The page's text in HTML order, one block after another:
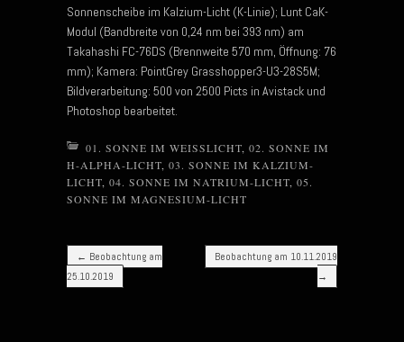
Sonnenscheibe im Kalzium-Licht (K-Linie); Lunt CaK-
Modul (Bandbreite von 0,24 nm bei 393 nm) am
Takahashi FC-76DS (Brennweite 570 mm, Öffnung: 76
mm); Kamera: PointGrey Grasshopper3-U3-28S5M;
Bildverarbeitung: 500 von 2500 Picts in Avistack und
Photoshop bearbeitet.
01. SONNE IM WEISSLICHT 02. SONNE IM
H-ALPHA-LICHT 03. SONNE IM KALZIUM-
LICHT 04. SONNE IM NATRIUM-LICHT 05.
SONNE IM MAGNESIUM-LICHT
Post navigation
← Beobachtung am
25.10.2019
Beobachtung am 10.11.2019
→